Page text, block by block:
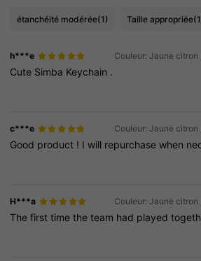
étanchéité modérée(1) Taille appropriée
h***e Couleur: Jaune citron
Cute Simba Keychain .
c***e Couleur: Jaune citron
Good product ! Iwill repurchasewhen
H***a Couleur: Jaune citron
Thefirsttimetheteam had played